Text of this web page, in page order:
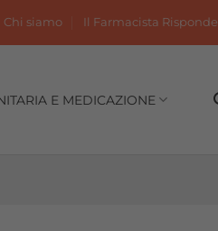
Chi siamo Il Farmacista Risponde
E MEDICAZIONE